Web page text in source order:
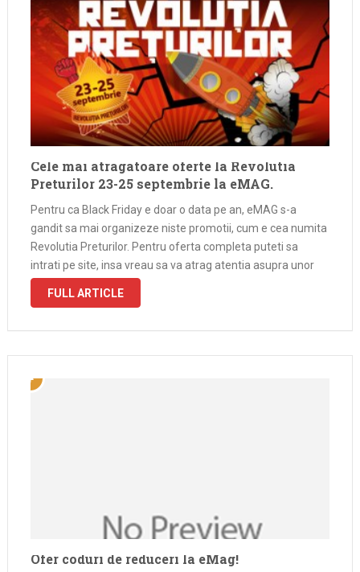
Cele mai atragatoare oferte la Revolutia
Preturilor 23-25 septembrie la eMAG.
Pentru ca Black Friday e doar o data pe an, eMAG s-a
gandit sa mai organizeze niste promotii, cum e cea numita
Revolutia Preturilor. Pentru oferta completa puteti sa
intrati pe site, insa vreau sa va atrag atentia asupra unor
produse bune si la niste preturi …
FULL ARTICLE
Ofer coduri de reduceri la eMag!